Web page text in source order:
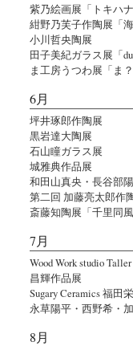
紫乃絵画展「トキハナ
紺野乃芙子作陶展「
小川哲央陶展
田子美紀ガラス展「
ま工房うつわ展「ま？
6月
坪井琢郎作陶展
黒岩達大陶展
石山瞳ガラス展
城雅典作品展
和田山真央・長谷部
第二回 加藤亮太郎作
斎藤知陶展「千里同風
7月
Wood Work studio
昌輝作品展
Sugary Ceramics 福田
永草陽平・西野希・
8月